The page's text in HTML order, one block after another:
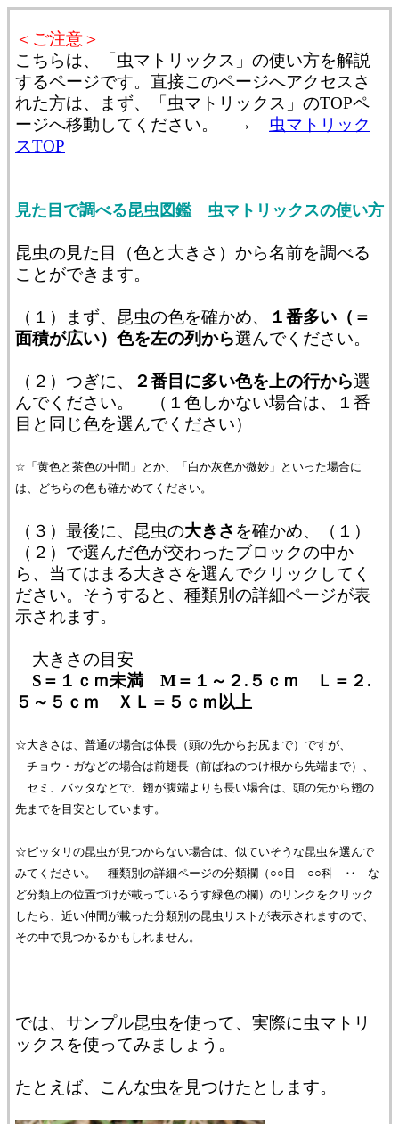
＜ご注意＞
こちらは、「虫マトリックス」の使い方を解説
するページです。直接このページへアクセスさ
れた方は、まず、「虫マトリックス」のTOPペ
ージへ移動してください。 → 虫マトリック
スTOP
見た目で調べる昆虫図鑑 虫マトリックスの使い方
昆虫の見た目（色と大きさ）から名前を調べる
ことができます。
（１）まず、昆虫の色を確かめ、
１番多い（＝
面積が広い）色を左の列から選んでください。
（２）つぎに、 ２番目に多い色を上の行から選
んでください。 （１色しかない場合は、１番
目と同じ色を選んでください）
☆「黄色と茶色の中間」とか、「白か灰色か微妙」といった場合に
は、どちらの色も確かめてください。
（３）最後に、昆虫の大きさ を確かめ、（１）
（２）で選んだ色が交わったブロックの中か
ら、当てはまる大きさを選んでクリックしてく
ださい。そうすると、種類別の詳細ページが表
示されます。
大きさの目安
S＝１ｃｍ未満 M＝１～２.５ｃｍ Ｌ＝２.
５～５ｃｍ ＸＬ＝５ｃｍ以上
☆大きさは、普通の場合は体長（頭の先からお尻まで）ですが、
チョウ・ガなどの場合は前翅長（前ばねのつけ根から先端まで）、
セミ、バッタなどで、翅が腹端よりも長い場合は、頭の先から翅の
先までを目安としています。
☆ピッタリの昆虫が見つからない場合は、似ていそうな昆虫を選んで
みてください。 種類別の詳細ページの分類欄（○○目 ○○科 ‥ な
ど分類上の位置づけが載っているうす緑色の欄）のリンクをクリック
したら、近い仲間が載った分類別の昆虫リストが表示されますので、
その中で見つかるかもしれません。
では、サンプル昆虫を使って、実際に虫マトリ
ックスを使ってみましょう。
たとえば、こんな虫を見つけたとします。